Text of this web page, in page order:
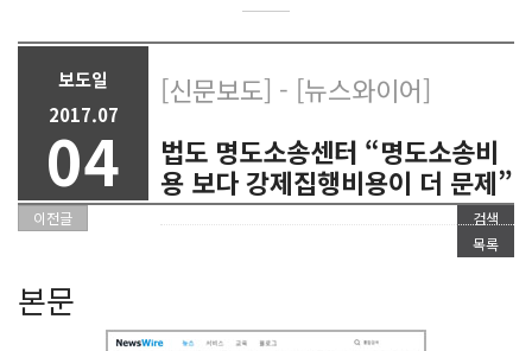
보도일
2017.07
04
[신문보도] - [뉴스와이어]
법도 명도소송센터 “명도소송비
용 보다 강제집행비용이 더 문제”
이전글
검색
목록
본문